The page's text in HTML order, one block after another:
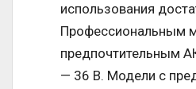
использования
Профессиональным
предпочтительным
— 36 В. Модели с